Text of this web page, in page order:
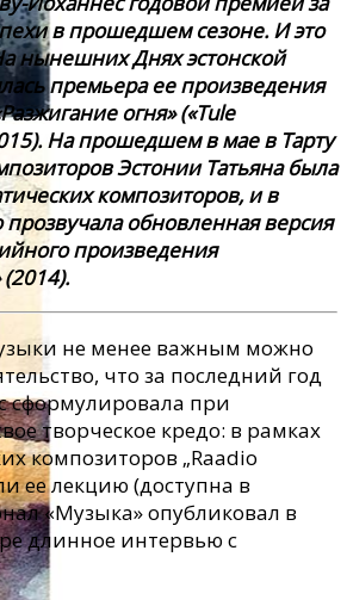
в прошедшем сезоне. И это
нынешних Днях эстонской
премьера ее произведения
огня» («Tule
На прошедшем в мае в Тарту
Эстонии Татьяна была
композиторов, и в
прозвучала обновленная версия
произведения
не менее важным можно
что за последний год
сформулировала при
творческое кредо: в рамках
композиторов „Raadio
ее лекцию (доступна в
«Музыка» опубликовал в
длинное интервью с